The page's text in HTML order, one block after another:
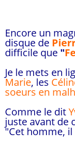
Encore un
disque de
difficile que "
Je le mets en
Marie, les
soeurs en
Comme le dit
juste avant de
"Cet homme,